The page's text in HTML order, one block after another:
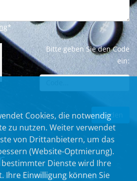
*
Bitte geben Sie den Code
ein:
dem Landtag und der Region.
Cookies, die notwendig
zu nutzen. Weiter verwendet
von Drittanbietern, um das
(Website-Optmierung).
Dienste wird Ihre
Ihre Einwilligung können Sie